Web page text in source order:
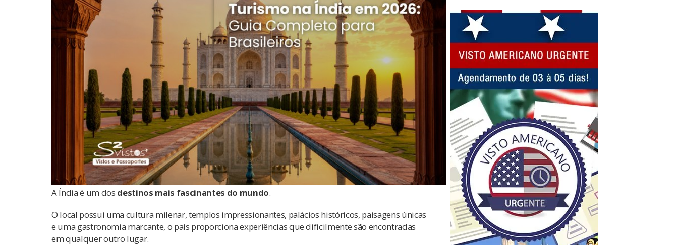
A Índia é um dos destinos mais fascinantes do mundo.
O local possui uma cultura milenar, templos impressionantes, palácios históricos, paisagens únicas
e uma gastronomia marcante, o país proporciona experiências que dificilmente são encontradas
em qualquer outro lugar.